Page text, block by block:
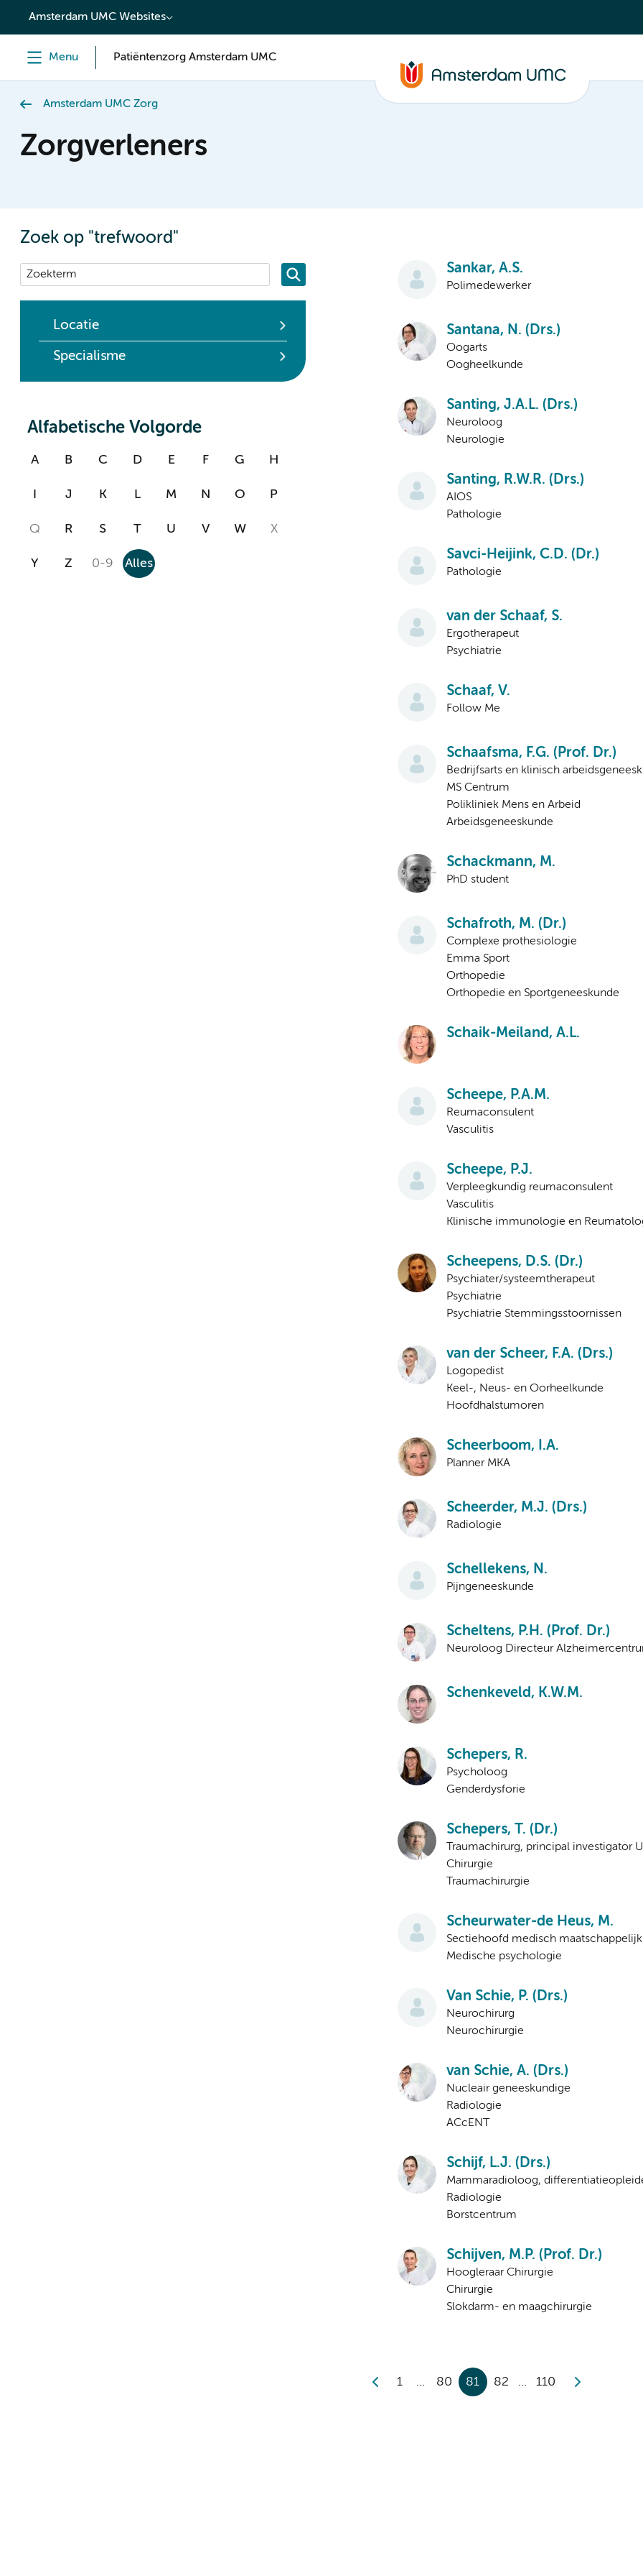
content
Amsterdam UMC Websites
Menu Patiëntenzorg Amsterdam UMC
Amsterdam UMC Zorg
Zorgverleners
Zoek op "trefwoord"
Locatie
Specialisme
Alfabetische Volgorde
A B C D E F G H
J K L M N O P
Q R S T U V W X
Y Z 0-9 Alles
Sankar, A.S.
Polimedewerker
Santana, N. (Drs.)
Oogarts
Oogheelkunde
Santing, J.A.L. (Drs.)
Neuroloog
Neurologie
Santing, R.W.R. (Drs.)
AIOS
Pathologie
Savci-Heijink, C.D. (Dr.)
Pathologie
van der Schaaf, S.
Ergotherapeut
Psychiatrie
Schaaf, V.
Follow Me
Schaafsma, F.G. (Prof. Dr.)
Bedrijfsarts en klinisch
MS Centrum
Polikliniek Mens en Arbeid
Arbeidsgeneeskunde
Schackmann, M.
PhD student
Schafroth, M. (Dr.)
Complexe prothesiologie
Emma Sport
Orthopedie
Orthopedie en Sportgeneeskunde
Schaik-Meiland, A.L.
Scheepe, P.A.M.
Reumaconsulent
Vasculitis
Scheepe, P.J.
Verpleegkundig reumaconsulent
Vasculitis
Klinische immunologie en
Scheepens, D.S. (Dr.)
Psychiater/systeemtherapeut
Psychiatrie
Psychiatrie Stemmingsstoornissen
van der Scheer, F.A. (Drs.)
Logopedist
Keel-, Neus- en Oorheelkunde
Hoofdhalstumoren
Scheerboom, I.A.
Planner MKA
Scheerder, M.J. (Drs.)
Radiologie
Schellekens, N.
Pijngeneeskunde
Scheltens, P.H. (Prof. Dr.)
Neuroloog Directeur
Schenkeveld, K.W.M.
Schepers, R.
Psycholoog
Genderdysforie
Schepers, T. (Dr.)
Traumachirurg, principal investigator
Chirurgie
Traumachirurgie
Scheurwater-de Heus, M.
Sectiehoofd medisch
Medische psychologie
Van Schie, P. (Drs.)
Neurochirurg
Neurochirurgie
van Schie, A. (Drs.)
Nucleair geneeskundige
Radiologie
ACcENT
Schijf, L.J. (Drs.)
Mammaradioloog,
Radiologie
Borstcentrum
Schijven, M.P. (Prof. Dr.)
Hoogleraar Chirurgie
Chirurgie
Slokdarm- en maagchirurgie
1 80 81 82 110